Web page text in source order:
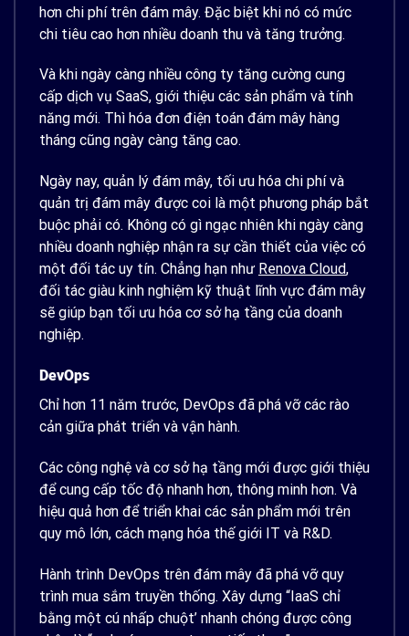
hơn chi phí trên đám mây. Đặc biệt khi nó có mức
chi tiêu cao hơn nhiều doanh thu và tăng trưởng.
Và khi ngày càng nhiều công ty tăng cường cung
cấp dịch vụ SaaS, giới thiệu các sản phẩm và tính
năng mới. Thì hóa đơn điện toán đám mây hàng
tháng cũng ngày càng tăng cao.
Ngày nay, quản lý đám mây, tối ưu hóa chi phí và
quản trị đám mây được coi là một phương pháp bắt
buộc phải có. Không có gì ngạc nhiên khi ngày càng
nhiều doanh nghiệp nhận ra sự cần thiết của việc có
một đối tác uy tín. Chẳng hạn như Renova Cloud,
đối tác giàu kinh nghiệm kỹ thuật lĩnh vực đám mây
sẽ giúp bạn tối ưu hóa cơ sở hạ tầng của doanh
nghiệp.
DevOps
Chỉ hơn 11 năm trước, DevOps đã phá vỡ các rào
cản giữa phát triển và vận hành.
Các công nghệ và cơ sở hạ tầng mới được giới thiệu
để cung cấp tốc độ nhanh hơn, thông minh hơn. Và
hiệu quả hơn để triển khai các sản phẩm mới trên
quy mô lớn, cách mạng hóa thế giới IT và R&D.
Hành trình DevOps trên đám mây đã phá vỡ quy
trình mua sắm truyền thống. Xây dựng “IaaS chỉ
bằng một cú nhấp chuột’ nhanh chóng được công